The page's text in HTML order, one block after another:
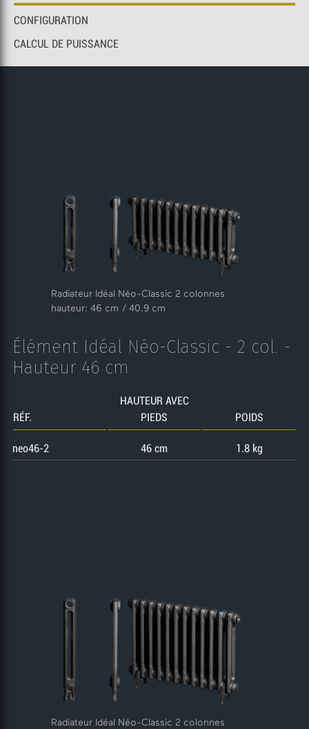
CONFIGURATION
CALCUL DE PUISSANCE
Radiateur Idéal Néo-Classic 2 colonnes
hauteur: 46 cm / 40.9 cm
Élément Idéal Néo-Classic - 2 col. -
Hauteur 46 cm
RÉF.
HAUTEUR AVEC
PIEDS
POIDS
neo46-2 46 cm 1.8 kg
Radiateur Idéal Néo-Classic 2 colonnes